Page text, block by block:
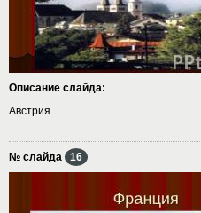
Описание слайда:
Австрия
№ слайда 16